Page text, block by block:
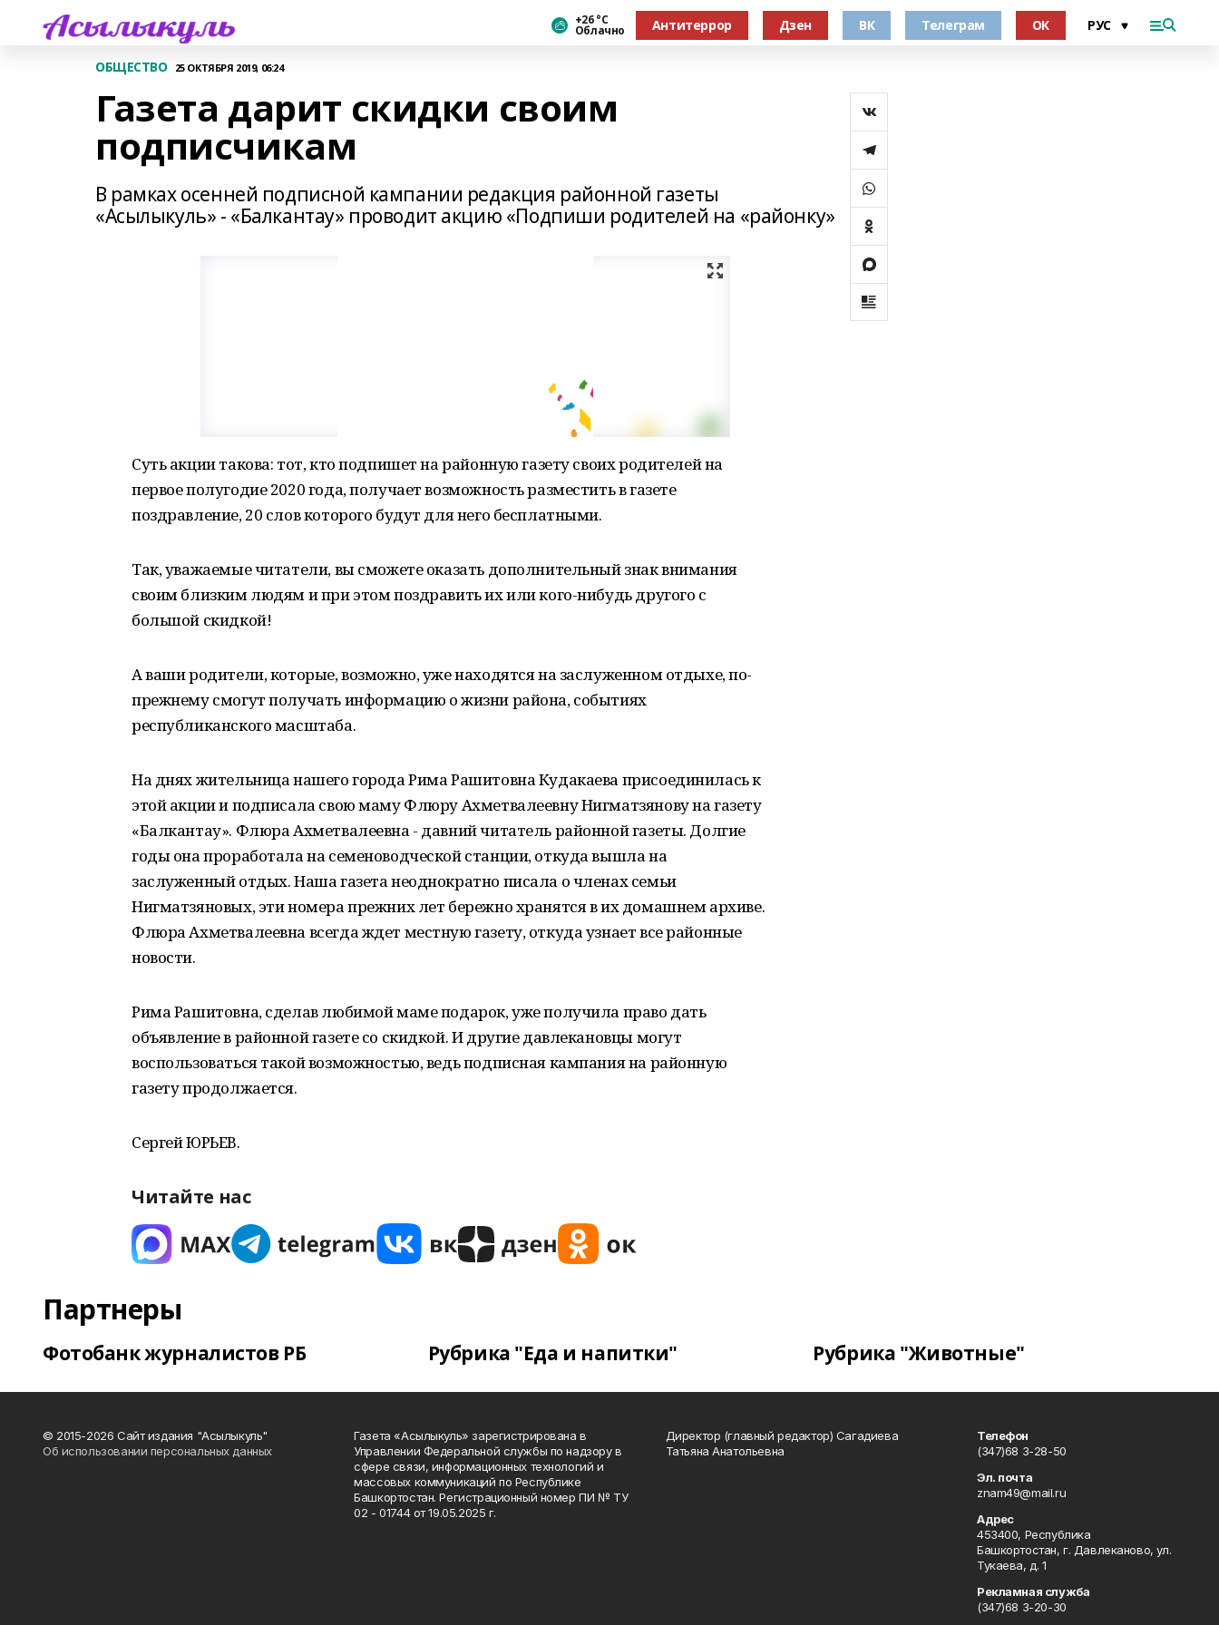
+26 °С
Облачно Антитеррор Дзен ВК Телеграм ОК
ОБЩЕСТВО 25 ОКТЯБРЯ 2019, 06:24
Газета дарит скидки своим
подписчикам
В рамках осенней подписной кампании редакция районной газеты
«Асылыкуль» - «Балкантау» проводит акцию «Подпиши родителей на «районку»
Суть акции такова: тот, кто подпишет на районную газету своих родителей на
первое полугодие 2020 года, получает возможность разместить в газете
поздравление, 20 слов которого будут для него бесплатными.
Так, уважаемые читатели, вы сможете оказать дополнительный знак внимания
своим близким людям и при этом поздравить их или кого-нибудь другого с
большой скидкой!
А ваши родители, которые, возможно, уже находятся на заслуженном отдыхе, по-
прежнему смогут получать информацию о жизни района, событиях
республиканского масштаба.
На днях жительница нашего города Рима Рашитовна Кудакаева присоединилась к
этой акции и подписала свою маму Флюру Ахметвалеевну Нигматзянову на газету
«Балкантау». Флюра Ахметвалеевна - давний читатель районной газеты. Долгие
годы она проработала на семеноводческой станции, откуда вышла на
заслуженный отдых. Наша газета неоднократно писала о членах семьи
Нигматзяновых, эти номера прежних лет бережно хранятся в их домашнем архиве.
Флюра Ахметвалеевна всегда ждет местную газету, откуда узнает все районные
новости.
Рима Рашитовна, сделав любимой маме подарок, уже получила право дать
объявление в районной газете со скидкой. И другие давлекановцы могут
воспользоваться такой возможностью, ведь подписная кампания на районную
газету продолжается.
Сергей ЮРЬЕВ.
Читайте нас
Партнеры
Фотобанк журналистов РБ Рубрика "Еда и напитки" Рубрика "Животные"
© 2015-2026 Сайт издания "Асылыкуль"
Об использовании персональных данных
Газета «Асылыкуль» зарегистрирована в
Управлении Федеральной службы по надзору в
сфере связи, информационных технологий и
массовых коммуникаций по Республике
Башкортостан. Регистрационный номер ПИ № ТУ
02 - 01744 от 19.05.2025 г.
Директор (главный редактор) Сагадиева
Татьяна Анатольевна
Телефон
(347)68 3-28-50
Эл. почта
znam49@mail.ru
Адрес
453400, Республика
Башкортостан, г. Давлеканово, ул.
Тукаева, д. 1
Рекламная служба
(347)68 3-20-30